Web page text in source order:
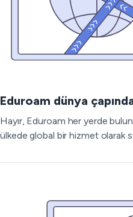
Eduroam dünya
Hayır, Eduroam her yerde
ülkede global bir hizmet olarak